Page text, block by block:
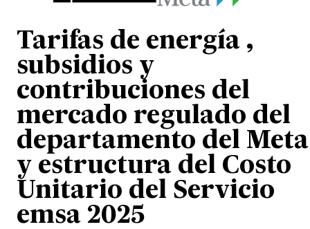
Tarifas de energía ,
subsidios y
contribuciones del
mercado regulado del
departamento del Meta
y estructura del Costo
Unitario del Servicio
emsa 2025